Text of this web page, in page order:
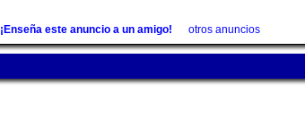
¡Enseña este anuncio a un amigo! otros anuncios